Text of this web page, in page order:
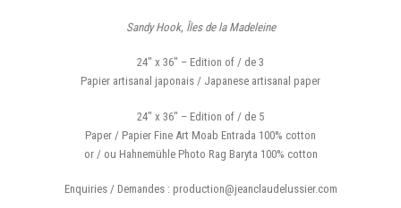
Sandy Hook, Îles de la Madeleine
24″ x 36″ – Edition of / de 3
Papier artisanal japonais / Japanese artisanal paper
24″ x 36″ – Edition of / de 5
Paper / Papier Fine Art Moab Entrada 100% cotton
or / ou Hahnemühle Photo Rag Baryta 100% cotton
Enquiries / Demandes : production@jeanclaudelussier.com